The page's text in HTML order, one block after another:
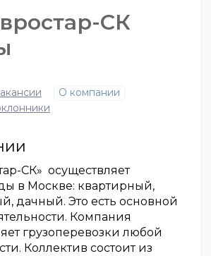
СК
О компании
СК» осуществляет
в Москве: квартирный,
дачный. Это есть основной
Компания
грузоперевозки любой
Коллектив состоит из